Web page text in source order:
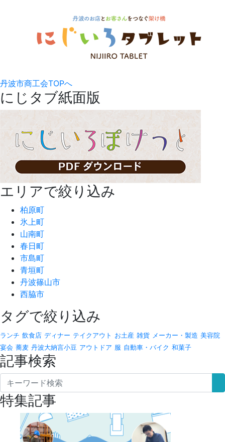
丹波市商工会TOPへ
にじタブ紙面版
エリアで絞り込み
柏原町
氷上町
山南町
春日町
市島町
青垣町
丹波篠山市
西脇市
タグで絞り込み
ランチ 飲食店 ディナー テイクアウト お土産 雑貨 メーカー・製造 美容院
宴会 蕎麦 丹波大納言小豆 アウトドア 服 自動車・バイク 和菓子
記事検索
特集記事